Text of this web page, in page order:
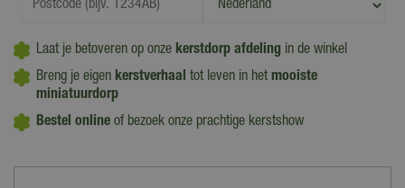
Laat je betoveren op onze kerstdorp afdeling in de winkel
Breng je eigen kerstverhaal tot leven in het mooiste
miniatuurdorp
Bestel online of bezoek onze prachtige kerstshow